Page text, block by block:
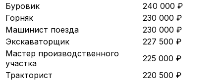
Буровик
240 000 ₽
Горняк
230 000 ₽
Машинист поезда
230 000 ₽
Экскаваторщик
227 500 ₽
Мастер производственного
участка
225 000 ₽
Тракторист
220 500 ₽